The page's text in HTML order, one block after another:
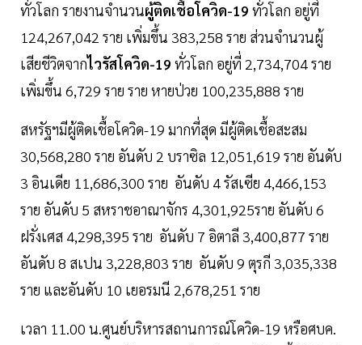
ทั่วโลก รายงานจำนวนผู้ติดเชื้อโควิด-19 ทั่วโลก อยู่ที่
124,267,042 ราย เพิ่มขึ้น 383,258 ราย ส่วนจำนวนผู้
เสียชีวิตจากไวรัสโควิด-19 ทั่วโลก อยู่ที่ 2,734,704 ราย
เพิ่มขึ้น 6,729 ราย ราย หายป่วย 100,235,888 ราย
สหรัฐฯมีผู้ติดเชื้อโควิด-19 มากที่สุด มีผู้ติดเชื้อสะสม
30,568,280 ราย อันดับ 2 บราซิล 12,051,619 ราย อันดับ
3 อินเดีย 11,686,300 ราย อันดับ 4 รัสเซีย 4,466,153
ราย อันดับ 5 สหราชอาณาจักร 4,301,925ราย อันดับ 6
ฝรั่งเศส 4,298,395 ราย อันดับ 7 อิตาลี 3,400,877 ราย
อันดับ 8 สเปน 3,228,803 ราย อันดับ 9 ตุรกี 3,035,338
ราย และอันดับ 10 เยอรมนี 2,678,251 ราย
เวลา 11.00 น.ศูนย์บริหารสถานการณ์โควิด-19 หรือศบค.